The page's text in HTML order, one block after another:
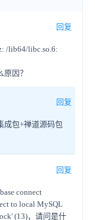
回复
/lib64/libc.so.6:
因？
回复
成包+禅道源码包
回复
connect
to local MySQL
(13)，请问是什